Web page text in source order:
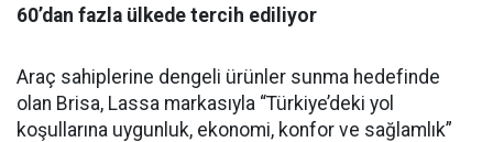
60’dan fazla ülkede tercih ediliyor
Araç sahiplerine dengeli ürünler sunma hedefinde
olan Brisa, Lassa markasıyla “Türkiye’deki yol
koşullarına uygunluk, ekonomi, konfor ve sağlamlık”